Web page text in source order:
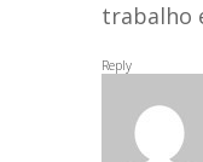
trabalho
Reply